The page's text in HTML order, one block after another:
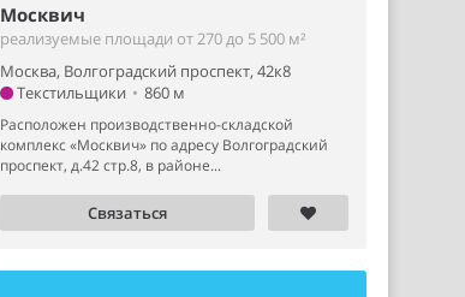
Москвич
реализуемые площади от 270 до 5 500 м²
Москва, Волгоградский проспект, 42к8
Текстильщики • 860 м
Расположен производственно-складской
комплекс «Москвич» по адресу Волгоградский
проспект, д.42 стр.8, в районе...
Связаться